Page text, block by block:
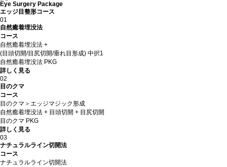
Eye Surgery Package
エッジ目整形コース
01
自然癒着埋没法
コース
自然癒着埋没法 +
(目頭切開/目尻切開/垂れ目形成) 中択1
自然癒着埋没法 PKG
詳しく見る
02
目のクマ
コース
目のクマ＞エッジマジック形成
自然癒着埋没法 + 目頭切開 + 目尻切開
目のクマ PKG
詳しく見る
03
ナチュラルライン切開法
コース
ナチュラルライン切開法